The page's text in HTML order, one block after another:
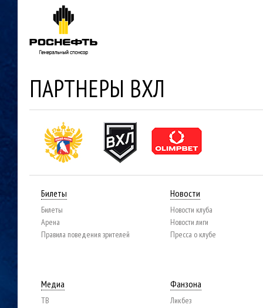
ПАРТНЕРЫ ВХЛ
Билеты
Билеты
Арена
Правила поведения зрителей
Новости
Новости клуба
Новости лиги
Пресса о клубе
Медиа
ТВ
Фанзона
Ликбез